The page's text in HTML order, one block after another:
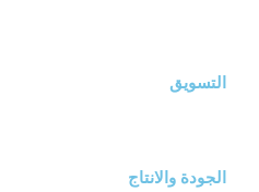
التسويق
الجودة والانتاج